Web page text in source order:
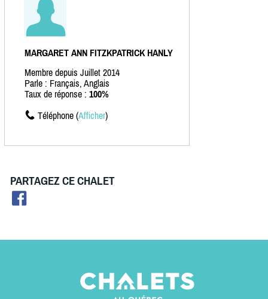
MARGARET ANN FITZKPATRICK HANLY
Membre depuis Juillet 2014
Parle : Français, Anglais
Taux de réponse : 100%
Téléphone (Afficher)
PARTAGEZ CE CHALET